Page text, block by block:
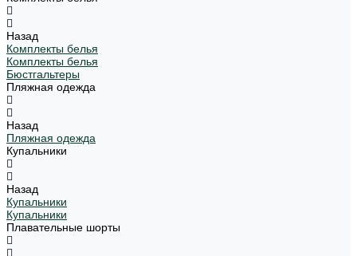
Назад
Комплекты белья
Комплекты белья
Бюстгальтеры
Пляжная одежда
Назад
Пляжная одежда
Купальники
Назад
Купальники
Купальники
Плавательные шорты